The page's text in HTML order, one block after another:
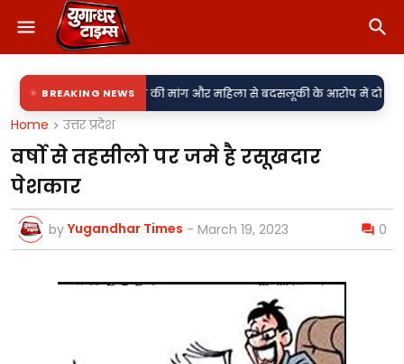
BREAKING NEWS
लड़की-शराब की मांग और महिला से बदसलूकी के आरोप में दो सिपाही निलंबित,
Home उत्तर प्रदेश
वर्षो से तहसीलो पर जमे है रसूखदार
पेशकार
by Yugandhar Times - March 19, 2023 0